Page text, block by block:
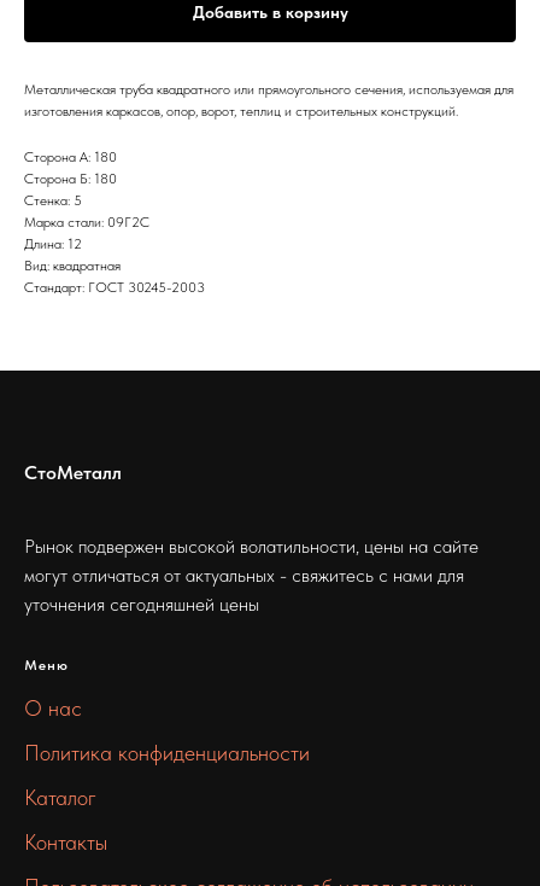
Добавить в корзину
Металлическая труба квадратного или прямоугольного сечения, используемая для
изготовления каркасов, опор, ворот, теплиц и строительных конструкций.
Сторона А: 180
Сторона Б: 180
Стенка: 5
Марка стали: 09Г2С
Длина: 12
Вид: квадратная
Стандарт: ГОСТ 30245-2003
СтоМеталл
Рынок подвержен высокой волатильности, цены на сайте
могут отличаться от актуальных - свяжитесь с нами для
уточнения сегодняшней цены
Меню
О нас
Политика конфиденциальности
Каталог
Контакты